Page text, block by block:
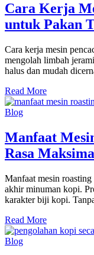
Cara Kerja
untuk Pakan
Cara kerja mesin
mengolah limbah
halus dan mudah
Read More
Blog
Manfaat
Rasa
Manfaat mesin
akhir minuman kopi.
karakter biji kopi.
Read More
Blog